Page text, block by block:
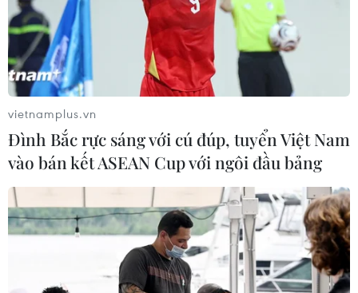
vietnamplus.vn
Đình Bắc rực sáng với cú đúp, tuyển Việt Nam
vào bán kết ASEAN Cup với ngôi đầu bảng